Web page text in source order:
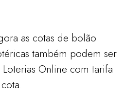
as cotas de bolão
também podem ser
Online com tarifa